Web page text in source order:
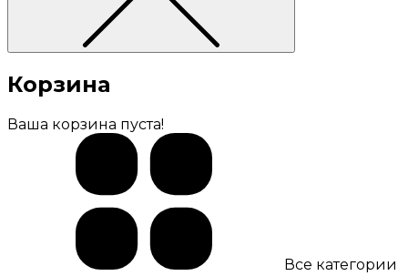
Корзина
Ваша корзина пуста!
Все категории